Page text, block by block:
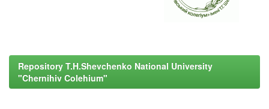
Repository T.H.Shevchenko National University
"Chernihiv Colehium"